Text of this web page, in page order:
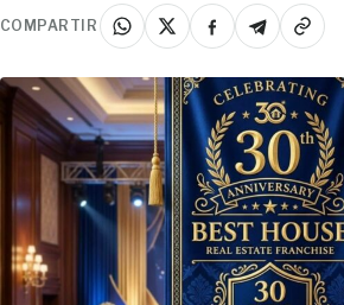
COMPARTIR